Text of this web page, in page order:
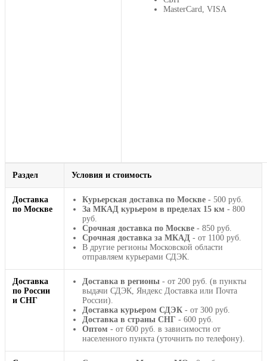
MasterCard, VISA
Раздел Условия и стоимость
Доставка
по Москве
Курьерская доставка по Москве - 500 руб.
За МКАД курьером в пределах 15 км - 800
руб.
Срочная доставка по Москве - 850 руб.
Срочная доставка за МКАД - от 1100 руб.
В другие регионы Московской области
отправляем курьерами СДЭК.
Доставка
по России
и СНГ
Доставка в регионы - от 200 руб. (в пункты
выдачи СДЭК, Яндекс Доставка или Почта
России).
Доставка курьером СДЭК - от 300 руб.
Доставка в страны СНГ - 600 руб.
Оптом - от 600 руб. в зависимости от
населенного пункта (уточнить по телефону).